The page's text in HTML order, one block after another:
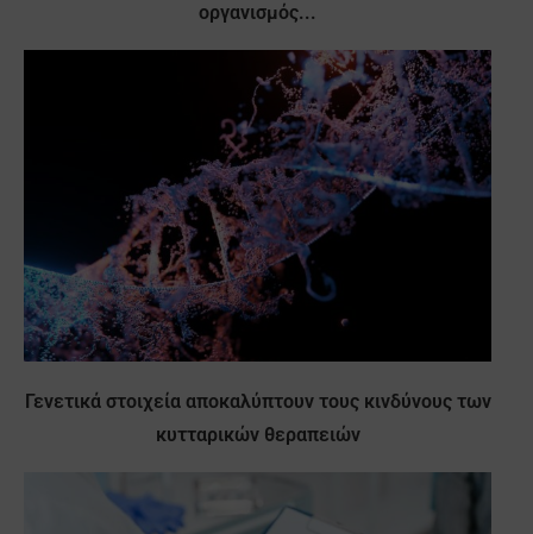
οργανισμός...
Γενετικά στοιχεία αποκαλύπτουν τους κινδύνους των
κυτταρικών θεραπειών